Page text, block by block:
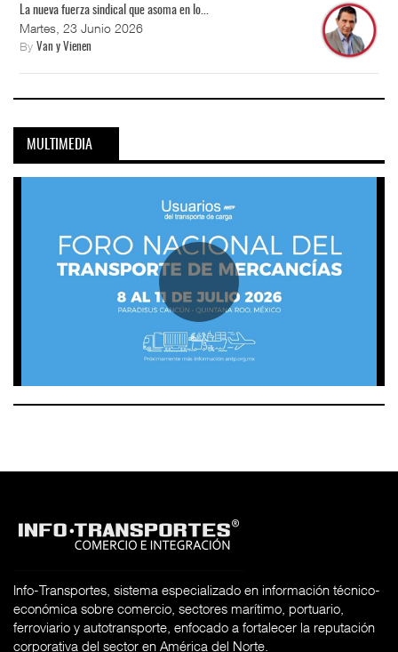
La nueva fuerza sindical que asoma en lo...
Martes, 23 Junio 2026
By Van y Vienen
MULTIMEDIA
Info-Transportes, sistema especializado en información técnico-
económica sobre comercio, sectores marítimo, portuario,
ferroviario y autotransporte, enfocado a fortalecer la reputación
corporativa del sector en América del Norte.